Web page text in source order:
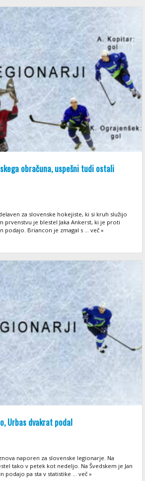
obračuna, uspešni tudi ostali
za slovenske hokejiste, ki si kruh služijo
prvenstvu je blestel Jaka Ankerst, ki je proti
podajo. Briancon je zmagal s ... več »
Urbas dvakrat podal
naporen za slovenske legionarje. Na
tako v petek kot nedeljo. Na Švedskem je Jan
podajo pa sta v statistike ... več »